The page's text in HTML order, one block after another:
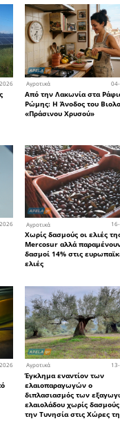
καρπόδεση
του